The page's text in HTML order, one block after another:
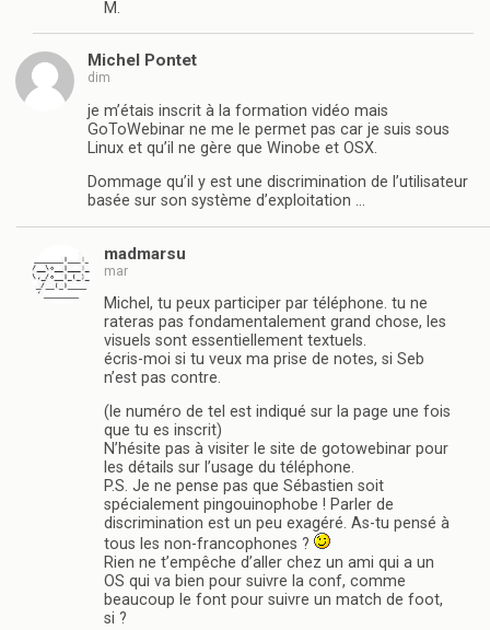
M.
Michel Pontet
dim
je m’étais inscrit à la formation vidéo mais
GoToWebinar ne me le permet pas car je suis sous
Linux et qu’il ne gère que Winobe et OSX.
Dommage qu’il y est une discrimination de l’utilisateur
basée sur son système d’exploitation …
madmarsu
mar
Michel, tu peux participer par téléphone. tu ne
rateras pas fondamentalement grand chose, les
visuels sont essentiellement textuels.
écris-moi si tu veux ma prise de notes, si Seb
n’est pas contre.
(le numéro de tel est indiqué sur la page une fois
que tu es inscrit)
N’hésite pas à visiter le site de gotowebinar pour
les détails sur l’usage du téléphone.
P.S. Je ne pense pas que Sébastien soit
spécialement pingouinophobe ! Parler de
discrimination est un peu exagéré. As-tu pensé à
tous les non-francophones ?
Rien ne t’empêche d’aller chez un ami qui a un
OS qui va bien pour suivre la conf, comme
beaucoup le font pour suivre un match de foot,
si ?